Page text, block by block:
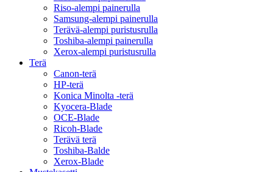
Riso-alempi painerulla
Samsung-alempi painerulla
Terävä-alempi puristusrulla
Toshiba-alempi painerulla
Xerox-alempi puristusrulla
Terä
Canon-terä
HP-terä
Konica Minolta -terä
Kyocera-Blade
OCE-Blade
Ricoh-Blade
Terävä terä
Toshiba-Balde
Xerox-Blade